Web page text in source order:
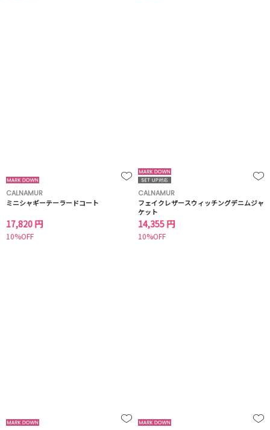
CALNAMUR
ミニシャギーテーラードコート
17,820 円
10%OFF
CALNAMUR
フェイクレザースウィッチングデニムジャ
ケット
14,355 円
10%OFF